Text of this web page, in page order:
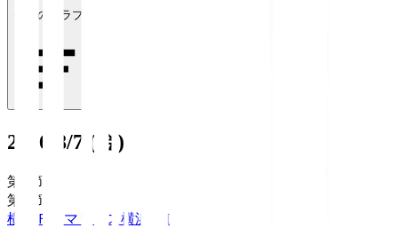
全てのクラブ
2026/8/7 (金)
第1節
第1節
横浜Ｆ・マリノス横浜FM